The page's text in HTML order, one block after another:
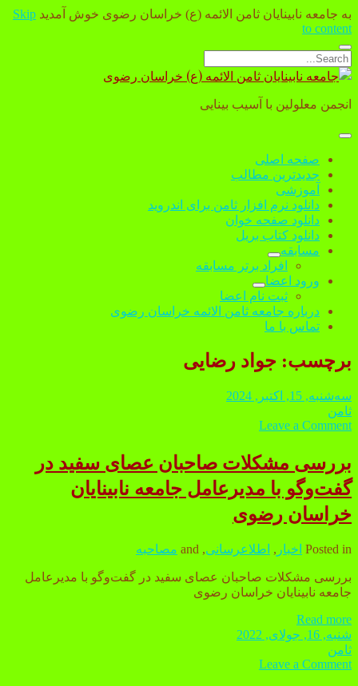
به جامعه نابینایان ثامن الائمه (ع) خراسان رضوی خوش آمدید Skip
to content
Open
search
bar
Search
جامعه
ثامن
(ع)
خراسان
رضوی
انجمن معلولین با آسیب بینایی
open
صفحه اصلی
جدیدترین مطالب
آموزشی
دانلود نرم افزار ثامن برای اندروید
دانلود صفحه خوان
دانلود کتاب بریل
مسابقه
open
dropdown
menu
افراد برتر مسابقه
ورود اعضا
open
dropdown
menu
ثبت نام اعضا
درباره جامعه ثامن الائمه خراسان رضوی
تماس با ما
برچسب: جواد رضایی
سه‌شنبه, 15, اکتبر, 2024
ثامن
Leave a Comment
بررسی مشکلات صاحبان عصای سفید در
گفت‌وگو با مدیرعامل جامعه نابینایان
خراسان رضوی
Posted in اخبار , اطلاعرسانی, and مصاحبه
بررسی مشکلات صاحبان عصای سفید در گفت‌وگو با مدیرعامل
جامعه نابینایان خراسان رضوی
Read moreبررسی
مشکلات
عصای
شنبه, 16, جولای, 2022
ثامن
Leave a Comment